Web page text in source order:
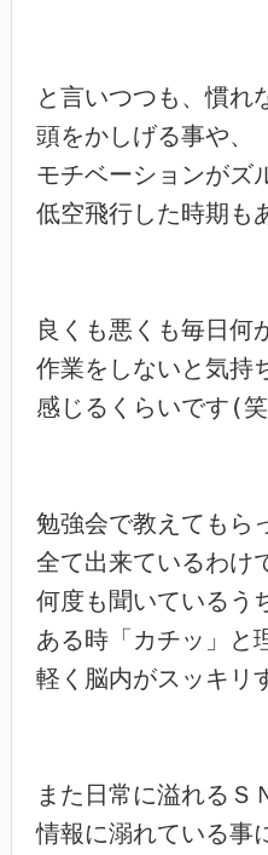
と言いつつも、慣れ
頭をかしげる事や、
モチベーションがズ
低空飛行した時期も
良くも悪くも毎日何
作業をしないと気持
感じるくらいです(
勉強会で教えてもら
全て出来ているわけ
何度も聞いているう
ある時「カチッ」と
軽く脳内がスッキリ
また日常に溢れるＳ
情報に溺れている事